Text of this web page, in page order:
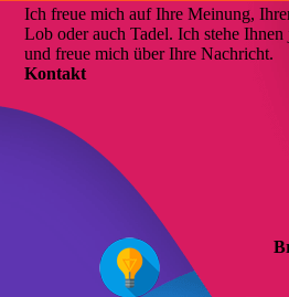
Ich freue mich auf Ihre Meinung,
Lob oder auch Tadel. Ich stehe
und freue mich über Ihre Nachricht.
Kontakt